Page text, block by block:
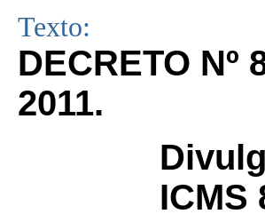
Texto:
DECRETO Nº
2011.
ICMS